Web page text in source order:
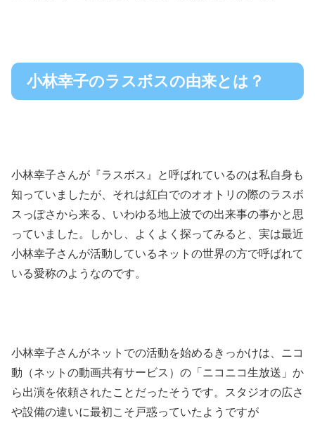
小林幸子のラスボスの由来とは？
小林幸子さんが『ラスボス』と呼ばれているのは私自身も
知っていましたが、それは紅白でのオオトリの際のラスボ
スっぽさから来る、いわゆる地上波での出来事の事かと思
っていました。しかし、よくよく探ってみると、実は最近
小林幸子さんが活動しているネットの世界の方で呼ばれて
いる愛称のようなのです。
小林幸子さんがネットでの活動を始めるきっかけは、ニコ
動（ネットの動画共有サービス）の「ニコニコ生放送」か
ら出演を依頼されたことだったそうです。スタジオの広さ
や設備の違いに最初こそ戸惑っていたようですが